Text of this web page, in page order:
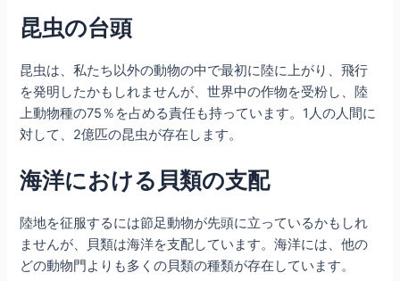
昆虫の台頭
昆虫は、私たち以外の動物の中で最初に陸に上がり、飛行
を発明したかもしれませんが、世界中の作物を受粉し、陸
上動物種の75％を占める責任も持っています。1人の人間に
対して、2億匹の昆虫が存在します。
海洋における貝類の支配
陸地を征服するには節足動物が先頭に立っているかもしれ
ませんが、貝類は海洋を支配しています。海洋には、他の
どの動物門よりも多くの貝類の種類が存在しています。